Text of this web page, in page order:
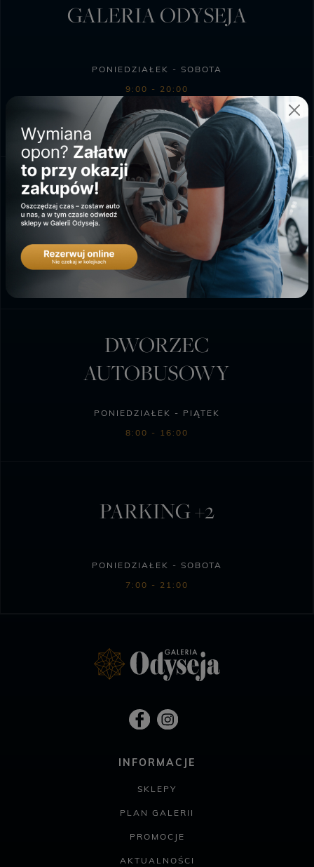
GALERIA ODYSEJA
PONIEDZIAŁEK - SOBOTA
9:00 - 20:00
NIEDZIELA HANDLOWA
10:00 - 18:00
SKLEP BIEDRONKA
PONIEDZIAŁEK - SOBOTA
6:00 - 23:00
DWORZEC
AUTOBUSOWY
PONIEDZIAŁEK - PIĄTEK
8:00 - 16:00
PARKING +2
PONIEDZIAŁEK - SOBOTA
7:00 - 21:00
INFORMACJE
SKLEPY
PLAN GALERII
PROMOCJE
AKTUALNOŚCI